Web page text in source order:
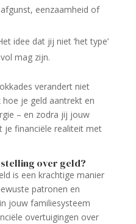
eenzaamheid of
idee dat jij niet ‘het type’
mag zijn.
verandert niet
je geld aantrekt en
– en zodra jij jouw
je financiële realiteit met
over geld?
is een krachtige manier
patronen en
in jouw familiesysteem
overtuigingen over